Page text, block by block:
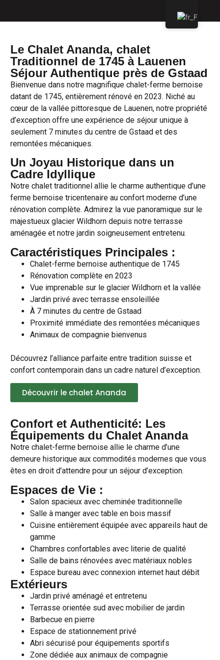
Le Chalet Ananda, chalet
Traditionnel de 1745 à Lauenen
Séjour Authentique près de Gstaad
Bienvenue dans notre magnifique chalet-ferme bernoise
datant de 1745, entièrement rénové en 2023. Niché au
cœur de la vallée pittoresque de Lauenen, notre propriété
d’exception offre une expérience de séjour unique à
seulement 7 minutes du centre de Gstaad et des
remontées mécaniques.
Un Joyau Historique dans un
Cadre Idyllique
Notre chalet traditionnel allie le charme authentique d’une
ferme bernoise tricentenaire au confort moderne d’une
rénovation complète. Admirez la vue panoramique sur le
majestueux glacier Wildhorn depuis notre terrasse
aménagée et notre jardin soigneusement entretenu.
Caractéristiques Principales :
Chalet-ferme bernoise authentique de 1745
Rénovation complète en 2023
Vue imprenable sur le glacier Wildhorn et la vallée
Jardin privé avec terrasse ensoleillée
À 7 minutes du centre de Gstaad
Proximité immédiate des remontées mécaniques
Animaux de compagnie bienvenus
Découvrez l’alliance parfaite entre tradition suisse et
confort contemporain dans un cadre naturel d’exception.
Découvrir le chalet Ananda
Confort et Authenticité: Les
Équipements du Chalet Ananda
Notre chalet-ferme bernoise allie le charme d’une
demeure historique aux commodités modernes que vous
êtes en droit d’attendre pour un séjour d’exception.
Espaces de Vie :
Salon spacieux avec cheminée traditionnelle
Salle à manger avec table en bois massif
Cuisine entièrement équipée avec appareils haut de
gamme
Chambres confortables avec literie de qualité
Salle de bains rénovées avec matériaux nobles
Espace bureau avec connexion internet haut débit
Extérieurs
Jardin privé aménagé et entretenu
Terrasse orientée sud avec mobilier de jardin
Barbecue en pierre
Espace de stationnement privé
Abri sécurisé pour équipements sportifs
Zone dédiée aux animaux de compagnie